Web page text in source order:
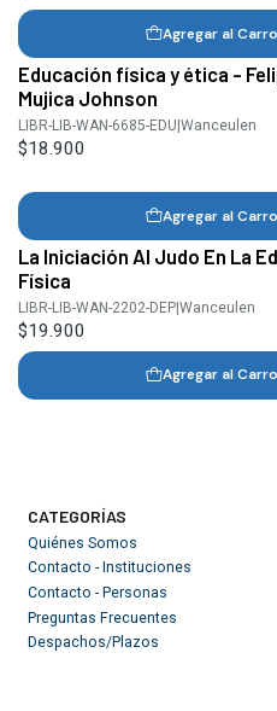
Agregar al Carro
Educación física y ética -
Mujica Johnson
LIBR-LIB-WAN-6685-EDU|Wanceulen
$18.900
Agregar al Carro
La Iniciación Al Judo En La
Física
LIBR-LIB-WAN-2202-DEP| Wanceulen
$19.900
Agregar al Carro
CATEGORÍAS
Quiénes Somos
Contacto - Instituciones
Contacto - Personas
Preguntas Frecuentes
Despachos/Plazos